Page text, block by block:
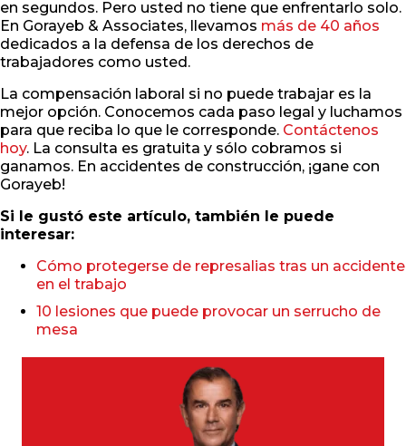
en segundos. Pero usted no tiene que enfrentarlo solo.
En Gorayeb & Associates, llevamos más de 40 años
dedicados a la defensa de los derechos de
trabajadores como usted.
La compensación laboral si no puede trabajar es la
mejor opción. Conocemos cada paso legal y luchamos
para que reciba lo que le corresponde. Contáctenos
hoy. La consulta es gratuita y sólo cobramos si
ganamos. En accidentes de construcción, ¡gane con
Gorayeb!
Si le gustó este artículo, también le puede
interesar:
Cómo protegerse de represalias tras un accidente
en el trabajo
10 lesiones que puede provocar un serrucho de
mesa